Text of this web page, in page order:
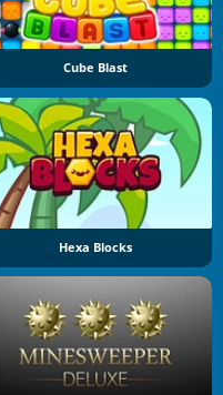
Cube Blast
Hexa Blocks